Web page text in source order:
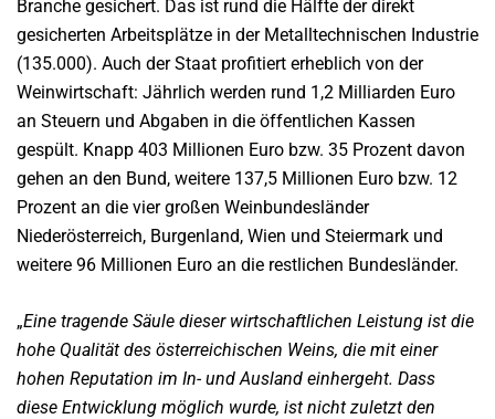
Branche gesichert. Das ist rund die Hälfte der direkt
gesicherten Arbeitsplätze in der Metalltechnischen Industrie
(135.000). Auch der Staat profitiert erheblich von der
Weinwirtschaft: Jährlich werden rund 1,2 Milliarden Euro
an Steuern und Abgaben in die öffentlichen Kassen
gespült. Knapp 403 Millionen Euro bzw. 35 Prozent davon
gehen an den Bund, weitere 137,5 Millionen Euro bzw. 12
Prozent an die vier großen Weinbundesländer
Niederösterreich, Burgenland, Wien und Steiermark und
weitere 96 Millionen Euro an die restlichen Bundesländer.
„Eine tragende Säule dieser wirtschaftlichen Leistung ist die
hohe Qualität des österreichischen Weins, die mit einer
hohen Reputation im In- und Ausland einhergeht. Dass
diese Entwicklung möglich wurde, ist nicht zuletzt den